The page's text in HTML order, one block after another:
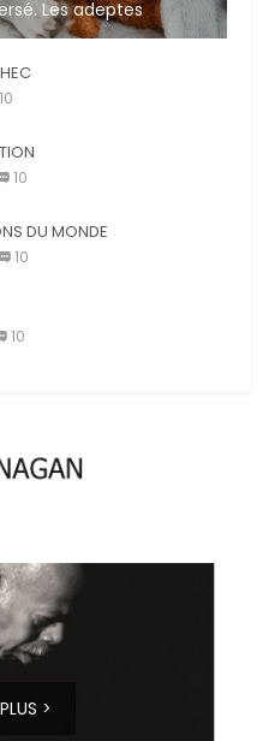
Les adeptes
de leur compagnon à
10
10
DU MONDE
10
10
>